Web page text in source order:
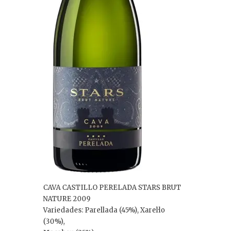
CAVA CASTILLO PERELADA STARS BRUT
NATURE 2009
Variedades: Parellada (45%), Xarel·lo
(30%),